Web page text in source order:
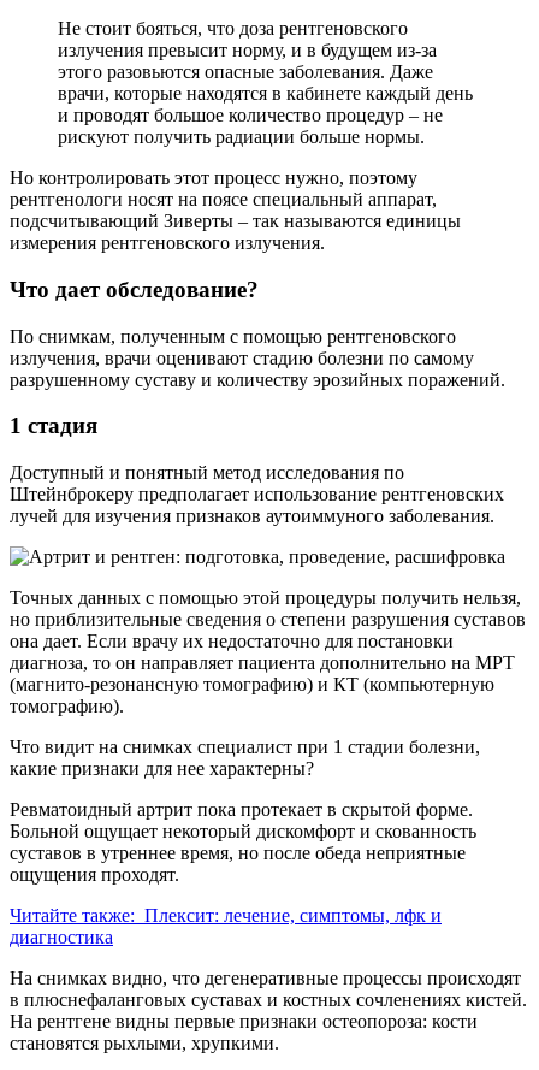
Не стоит бояться, что доза рентгеновского
излучения превысит норму, и в будущем из-за
этого разовьются опасные заболевания. Даже
врачи, которые находятся в кабинете каждый день
и проводят большое количество процедур – не
рискуют получить радиации больше нормы.
Но контролировать этот процесс нужно, поэтому
рентгенологи носят на поясе специальный аппарат,
подсчитывающий Зиверты – так называются единицы
измерения рентгеновского излучения.
Что дает обследование?
По снимкам, полученным с помощью рентгеновского
излучения, врачи оценивают стадию болезни по самому
разрушенному суставу и количеству эрозийных поражений.
1 стадия
Доступный и понятный метод исследования по
Штейнброкеру предполагает использование рентгеновских
лучей для изучения признаков аутоиммуного заболевания.
Точных данных с помощью этой процедуры получить нельзя,
но приблизительные сведения о степени разрушения суставов
она дает. Если врачу их недостаточно для постановки
диагноза, то он направляет пациента дополнительно на МРТ
(магнито-резонансную томографию) и КТ (компьютерную
томографию).
Что видит на снимках специалист при 1 стадии болезни,
какие признаки для нее характерны?
Ревматоидный артрит пока протекает в скрытой форме.
Больной ощущает некоторый дискомфорт и скованность
суставов в утреннее время, но после обеда неприятные
ощущения проходят.
Читайте также: Плексит: лечение, симптомы, лфк и
диагностика
На снимках видно, что дегенеративные процессы происходят
в плюснефаланговых суставах и костных сочленениях кистей.
На рентгене видны первые признаки остеопороза: кости
становятся рыхлыми, хрупкими.